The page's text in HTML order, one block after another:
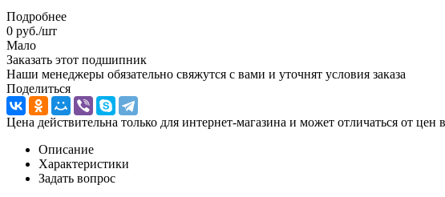
Подробнее
0 руб./шт
Мало
Заказать этот подшипник
Наши менеджеры обязательно свяжутся с вами и уточнят условия заказа
Поделиться
Цена действительна только для интернет-магазина и может отличаться от цен
Описание
Характеристики
Задать вопрос